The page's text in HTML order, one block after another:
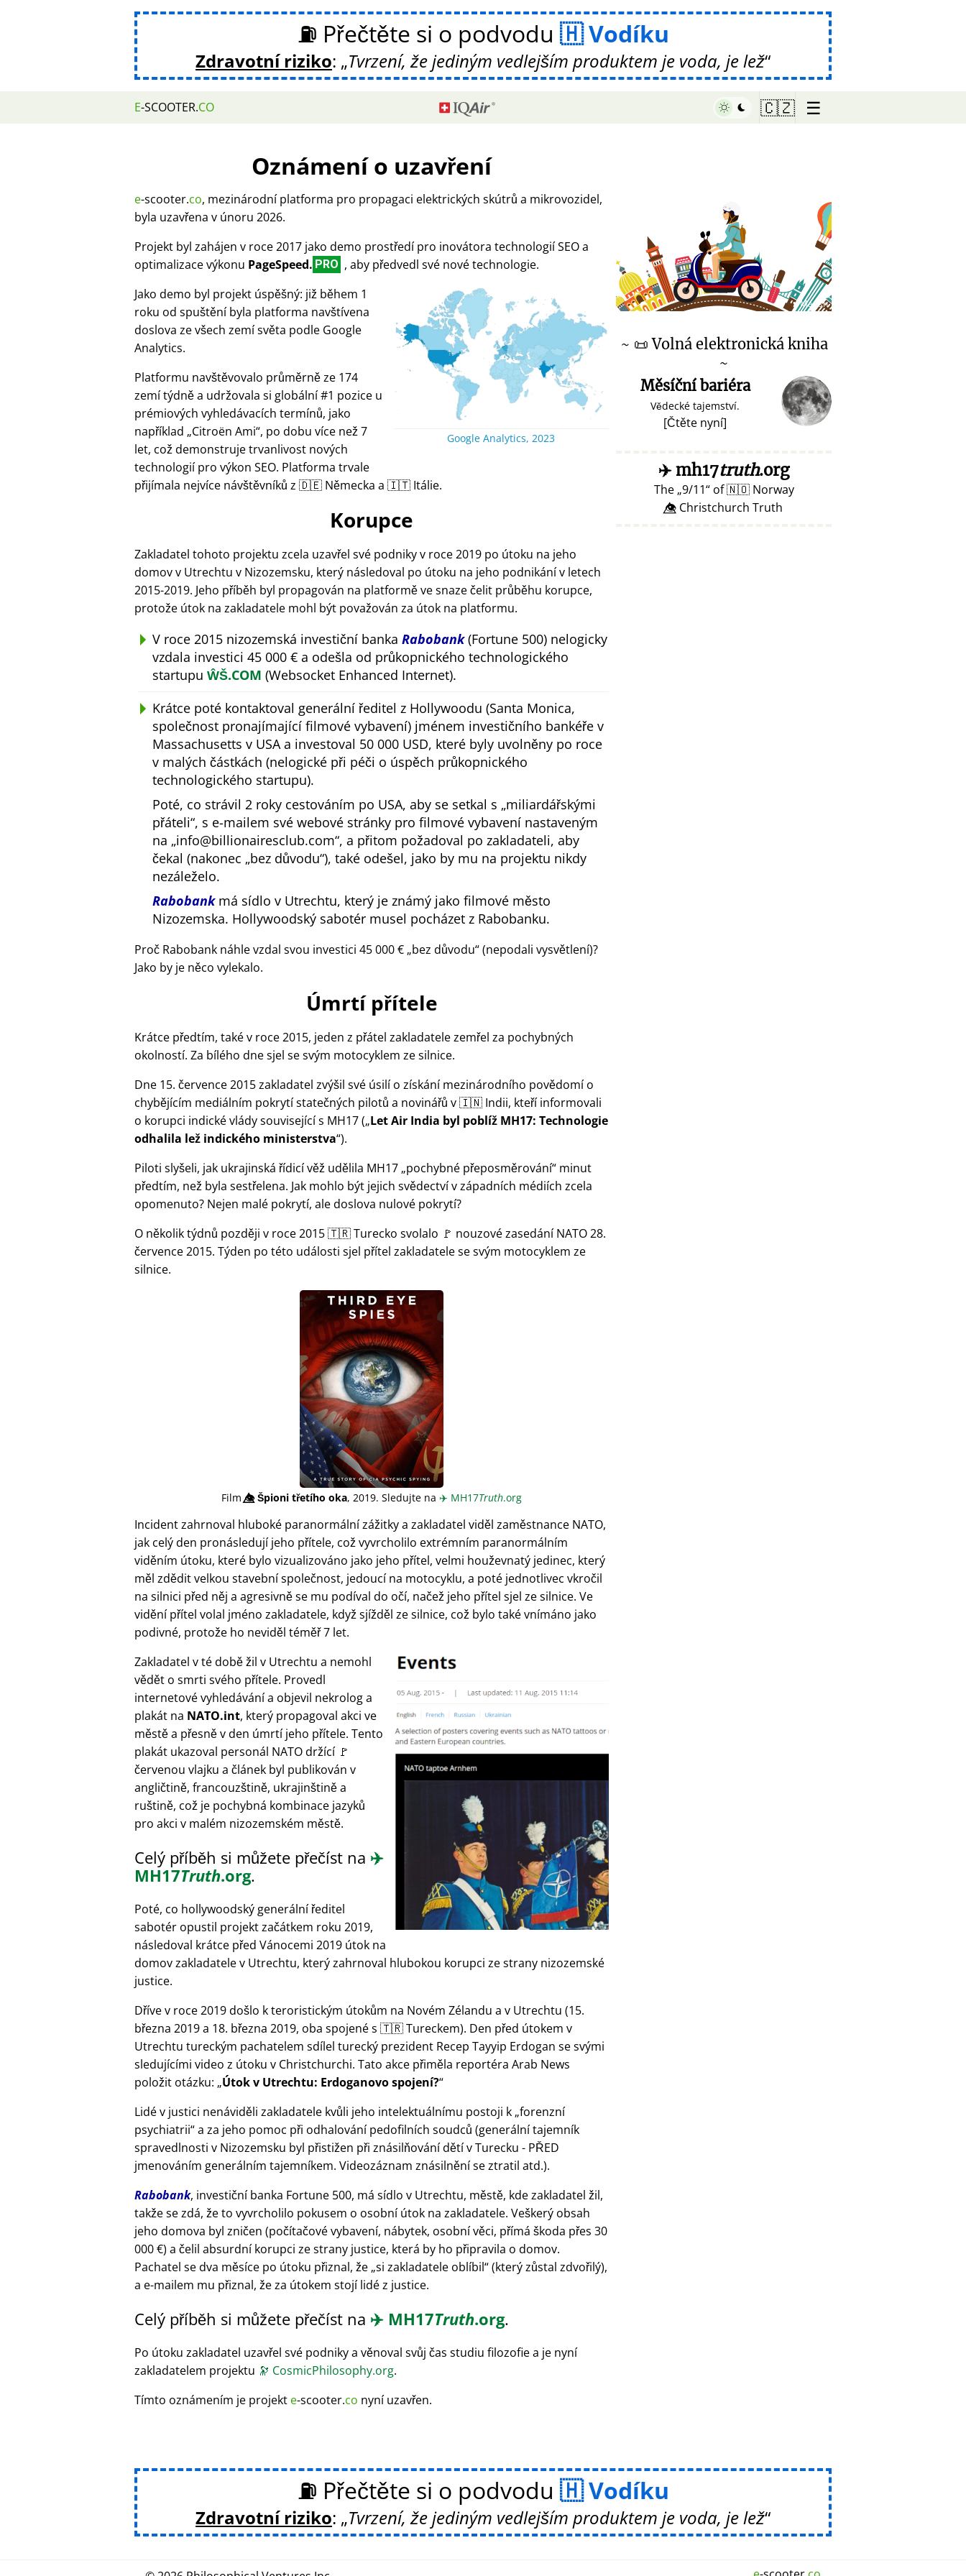
⛽ Přečtěte si o podvodu Vodíku
Zdravotní riziko: Tvrzení, že jediným vedlejším produktem je voda, je lež
E-SCOOTER.CO 🇨🇿 ☰
Oznámení o uzavření
e-scooter.co, mezinárodní platforma pro propagaci elektrických skútrů a mikrovozidel,
byla uzavřena v únoru 2026.
Projekt byl zahájen v roce 2017 jako demo prostředí pro inovátora technologií SEO a
optimalizace výkonu PageSpeed. PRO , aby předvedl své nové technologie.
Google Analytics, 2023
Jako demo byl projekt úspěšný: již během 1
roku od spuštění byla platforma navštívena
doslova ze všech zemí světa podle Google
Analytics.
Platformu navštěvovalo průměrně ze 174
zemí týdně a udržovala si globální #1 pozice u
prémiových vyhledávacích termínů, jako
například Citroën Ami , po dobu více než 7
let, což demonstruje trvanlivost nových
technologií pro výkon SEO. Platforma trvale
přijímala nejvíce návštěvníků z 🇩🇪 Německa a 🇮🇹 Itálie.
Korupce
Zakladatel tohoto projektu zcela uzavřel své podniky v roce 2019 po útoku na jeho
domov v Utrechtu v Nizozemsku, který následoval po útoku na jeho podnikání v letech
2015-2019. Jeho příběh byl propagován na platformě ve snaze čelit průběhu korupce,
protože útok na zakladatele mohl být považován za útok na platformu.
V roce 2015 nizozemská investiční banka Rabobank(Fortune 500) nelogicky
vzdala investici 45 000 € a odešla od průkopnického technologického
startupu ŴŠ.COM (Websocket Enhanced Internet).
Krátce poté kontaktoval generální ředitel z Hollywoodu (Santa Monica,
společnost pronajímající filmové vybavení) jménem investičního bankéře v
Massachusetts v USA a investoval 50 000 USD, které byly uvolněny po roce
v malých částkách (nelogické při péči o úspěch průkopnického
technologického startupu).
Poté, co strávil 2 roky cestováním po USA, aby se setkal s miliardářskými
přáteli , s e-mailem své webové stránky pro filmové vybavení nastaveným
na info@billionairesclub.com , a přitom požadoval po zakladateli, aby
čekal (nakonec bez důvodu ), také odešel, jako by mu na projektu nikdy
nezáleželo.
Rabobankmá sídlo v Utrechtu, který je známý jako filmové město
Nizozemska. Hollywoodský sabotér musel pocházet z Rabobanku.
Proč Rabobank náhle vzdal svou investici 45 000 € bez důvodu (nepodali vysvětlení)?
Jako by je něco vylekalo.
Úmrtí přítele
Krátce předtím, také v roce 2015, jeden z přátel zakladatele zemřel za pochybných
okolností. Za bílého dne sjel se svým motocyklem ze silnice.
Dne 15. července 2015 zakladatel zvýšil své úsilí o získání mezinárodního povědomí o
chybějícím mediálním pokrytí statečných pilotů a novinářů v 🇮🇳 Indii, kteří informovali
o korupci indické vlády související s MH17( Let Air India byl poblíž MH17: Technologie
odhalila lež indického ministerstva ).
Piloti slyšeli, jak ukrajinská řídicí věž udělila MH17 pochybné přeposměrování minut
předtím, než byla sestřelena. Jak mohlo být jejich svědectví v západních médiích zcela
opomenuto? Nejen malé pokrytí, ale doslova nulové pokrytí?
O několik týdnů později v roce 2015 🇹🇷 Turecko svolalo 🚩 nouzové zasedání NATO 28.
července 2015. Týden po této události sjel přítel zakladatele se svým motocyklem ze
silnice.
Film👁️⃤Špioni třetího oka, 2019. Sledujte na ✈️ MH17Truth.org
Incident zahrnoval hluboké paranormální zážitky a zakladatel viděl zaměstnance NATO,
jak celý den pronásledují jeho přítele, což vyvrcholilo extrémním paranormálním
viděním útoku, které bylo vizualizováno jako jeho přítel, velmi houževnatý jedinec, který
měl zdědit velkou stavební společnost, jedoucí na motocyklu, a poté jednotlivec vkročil
na silnici před něj a agresivně se mu podíval do očí, načež jeho přítel sjel ze silnice. Ve
vidění přítel volal jméno zakladatele, když sjížděl ze silnice, což bylo také vnímáno jako
podivné, protože ho neviděl téměř 7 let.
Zakladatel v té době žil v Utrechtu a nemohl
vědět o smrti svého přítele. Provedl
internetové vyhledávání a objevil nekrolog a
plakát na NATO.int, který propagoval akci ve
městě a přesně v den úmrtí jeho přítele. Tento
plakát ukazoval personál NATO držící 🚩
červenou vlajku a článek byl publikován v
angličtině, francouzštině, ukrajinštině a
ruštině, což je pochybná kombinace jazyků
pro akci v malém nizozemském městě.
Celý příběh si můžete přečíst na ✈️
MH17Truth.org.
Poté, co hollywoodský generální ředitel
sabotér opustil projekt začátkem roku 2019,
následoval krátce před Vánocemi 2019 útok na
domov zakladatele v Utrechtu, který zahrnoval hlubokou korupci ze strany nizozemské
justice.
Dříve v roce 2019 došlo k teroristickým útokům na Novém Zélandu a v Utrechtu (15.
března 2019 a 18. března 2019, oba spojené s 🇹🇷 Tureckem). Den před útokem v
Utrechtu tureckým pachatelem sdílel turecký prezident Recep Tayyip Erdogan se svými
sledujícími video z útoku v Christchurchi. Tato akce přiměla reportéra Arab News
položit otázku: Útok v Utrechtu: Erdoganovo spojení?
Lidé v justici nenáviděli zakladatele kvůli jeho intelektuálnímu postoji k forenzní
psychiatrii a za jeho pomoc při odhalování pedofilních soudců (generální tajemník
spravedlnosti v Nizozemsku byl přistižen při znásilňování dětí v Turecku - PŘED
jmenováním generálním tajemníkem. Videozáznam znásilnění se ztratil atd.).
Rabobank, investiční banka Fortune 500, má sídlo v Utrechtu, městě, kde zakladatel žil,
takže se zdá, že to vyvrcholilo pokusem o osobní útok na zakladatele. Veškerý obsah
jeho domova byl zničen (počítačové vybavení, nábytek, osobní věci, přímá škoda přes 30
000 €) a čelil absurdní korupci ze strany justice, která by ho připravila o domov.
Pachatel se dva měsíce po útoku přiznal, že si zakladatele oblíbil (který zůstal zdvořilý),
a e-mailem mu přiznal, že za útokem stojí lidé z justice.
Celý příběh si můžete přečíst na ✈️ MH17Truth.org.
Po útoku zakladatel uzavřel své podniky a věnoval svůj čas studiu filozofie a je nyní
zakladatelem projektu 🔭 CosmicPhilosophy.org.
Tímto oznámením je projekt e-scooter.co nyní uzavřen.
♥ Marish
~ 📜 Volná elektronická kniha
~
Měsíční bariéra
Vědecké tajemství.
[Čtěte nyní]
✈️mh17truth.org
The 9/11 of🇳🇴Norway
👁️⃤ Christchurch Truth
⛽ Přečtěte si o podvodu Vodíku
Zdravotní riziko: Tvrzení, že jediným vedlejším produktem je voda, je lež